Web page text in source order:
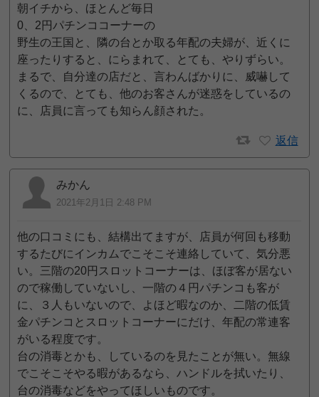
朝イチから、ほとんど毎日
0、2円パチンココーナーの
野生の王国と、隣の台とか取る年配の夫婦が、近くに
座ったりすると、にらまれて、とても、やりずらい。
まるで、自分達の店だと、言わんばかりに、威嚇して
くるので、とても、他のお客さんが迷惑をしているの
に、店員に言っても知らん顔された。
返信
みかん
2021年2月1日 2:48 PM
他の口コミにも、結構出てますが、店員が何回も移動
するたびにインカムでこそこそ連絡していて、気分悪
い。三階の20円スロットコーナーは、ほぼ客が居ない
ので稼働していないし、一階の４円パチンコも客が
に、３人もいないので、よほど暇なのか、二階の低賃
金パチンコとスロットコーナーにだけ、年配の常連客
がいる程度です。
台の消毒とかも、しているのを見たことが無い。無線
でこそこそやる暇があるなら、ハンドルを拭いたり、
台の消毒などをやってほしいものです。